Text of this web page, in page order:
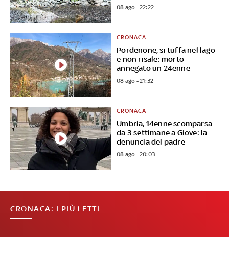
08 ago - 22:22
Pordenone, si tuffa nel lago
e non risale: morto
annegato un 24enne
CRONACA
08 ago - 21:32
Umbria, 14enne scomparsa
da 3 settimane a Giove: la
denuncia del padre
CRONACA
08 ago - 20:03
CRONACA: I PIÙ LETTI